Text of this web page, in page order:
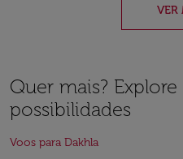
VER
Quer mais?
possibilidades
Voos para Dakhla